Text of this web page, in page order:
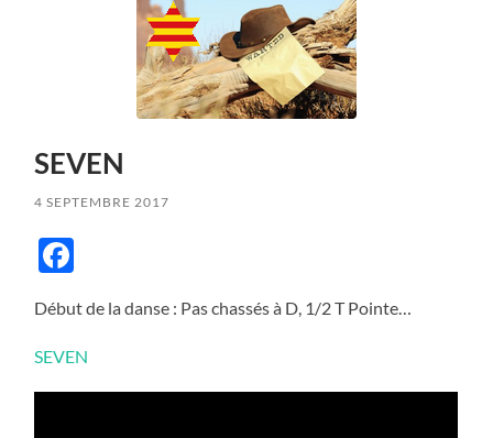
SEVEN
4 SEPTEMBRE 2017
Début de la danse : Pas chassés à D, 1/2 T Pointe…
SEVEN